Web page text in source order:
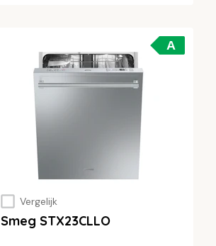
A
Vergelijk
Smeg STX23CLLO